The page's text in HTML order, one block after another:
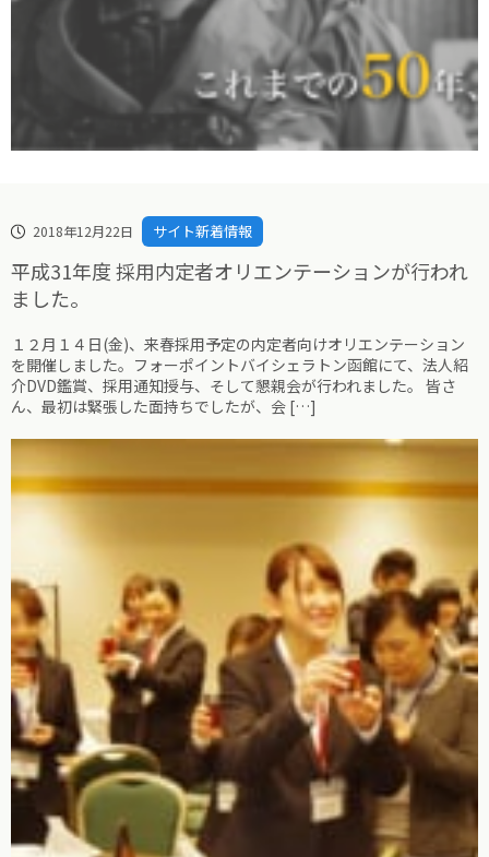
2018年12月22日 サイト新着情報
平成31年度 採用内定者オリエンテーションが行われ
ました。
１２月１４日(金)、来春採用予定の内定者向けオリエンテーション
を開催しました。フォーポイントバイシェラトン函館にて、法人紹
介DVD鑑賞、採用通知授与、そして懇親会が行われました。 皆さ
ん、最初は緊張した面持ちでしたが、会 […]